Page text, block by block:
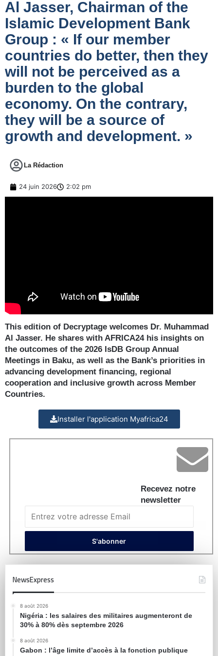
Al Jasser, Chairman of the
Islamic Development Bank
Group : « If our member
countries do better, then they
will not be perceived as a
burden to the global
economy. On the contrary,
they will be a source of
growth and development. »
La Rédaction
24 juin 2026 2:02 pm
This edition of Decryptage welcomes Dr. Muhammad
Al Jasser. He shares with AFRICA24 his insights on
the outcomes of the 2026 IsDB Group Annual
Meetings in Baku, as well as the Bank’s priorities in
advancing development financing, regional
cooperation and inclusive growth across Member
Countries.
Installer l'application Myafrica24
Recevez notre
newsletter
NewsExpress
8 août 2026
Nigéria : les salaires des militaires augmenteront de
30% à 80% dès septembre 2026
8 août 2026
Gabon : l’âge limite d’accès à la fonction publique